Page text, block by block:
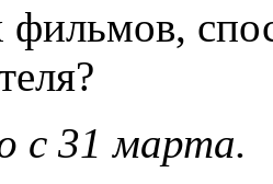
фильмов,
с 31 марта.